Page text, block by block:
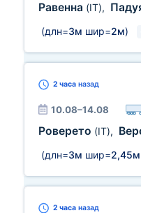
Равенна (IT),
(длн=3м шир=2м)
2 часа назад
10.08–14.08
Роверето (IT),
(длн=3м шир=2,45м
2 часа назад